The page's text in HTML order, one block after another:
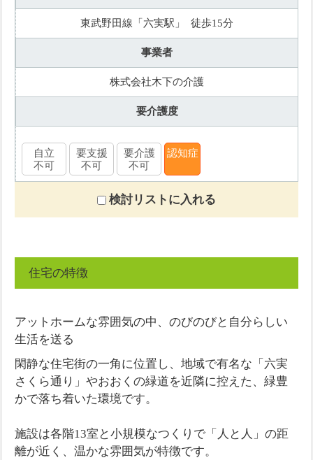
東武野田線「六実駅」 徒歩15分
事業者
株式会社木下の介護
要介護度
自立
不可
要支援
不可
要介護
不可
認知症
検討リストに入れる
住宅の特徴
アットホームな雰囲気の中、のびのびと自分らしい
生活を送る
閑静な住宅街の一角に位置し、地域で有名な「六実
さくら通り」やおおくの緑道を近隣に控えた、緑豊
かで落ち着いた環境です。
施設は各階13室と小規模なつくりで「人と人」の距
離が近く、温かな雰囲気が特徴です。